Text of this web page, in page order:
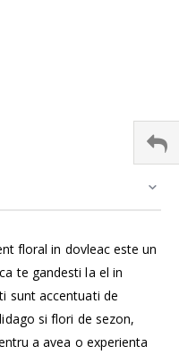
floral in dovleac este un
te gandesti la el in
sunt accentuati de
si flori de sezon,
a avea o experienta